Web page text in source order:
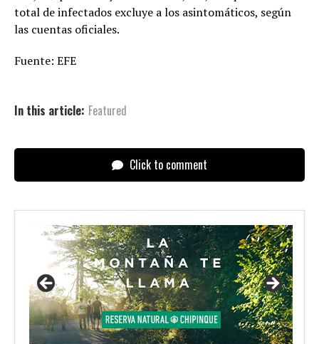
total de infectados excluye a los asintomáticos, según
las cuentas oficiales.
Fuente: EFE
In this article: Featured
Click to comment